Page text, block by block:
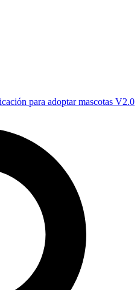
para adoptar mascotas V2.0